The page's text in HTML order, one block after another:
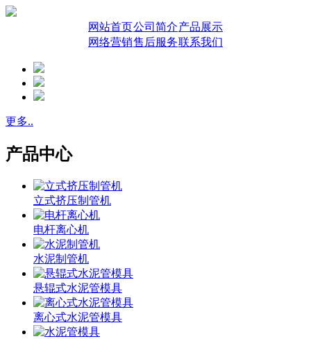
网站首页公司简介产品展示
网络营销售后服务联系我们
更多..
产品中心
立式挤压制管机
电杆离心机
水泥制管机
悬辊式水泥管模具
离心式水泥管模具